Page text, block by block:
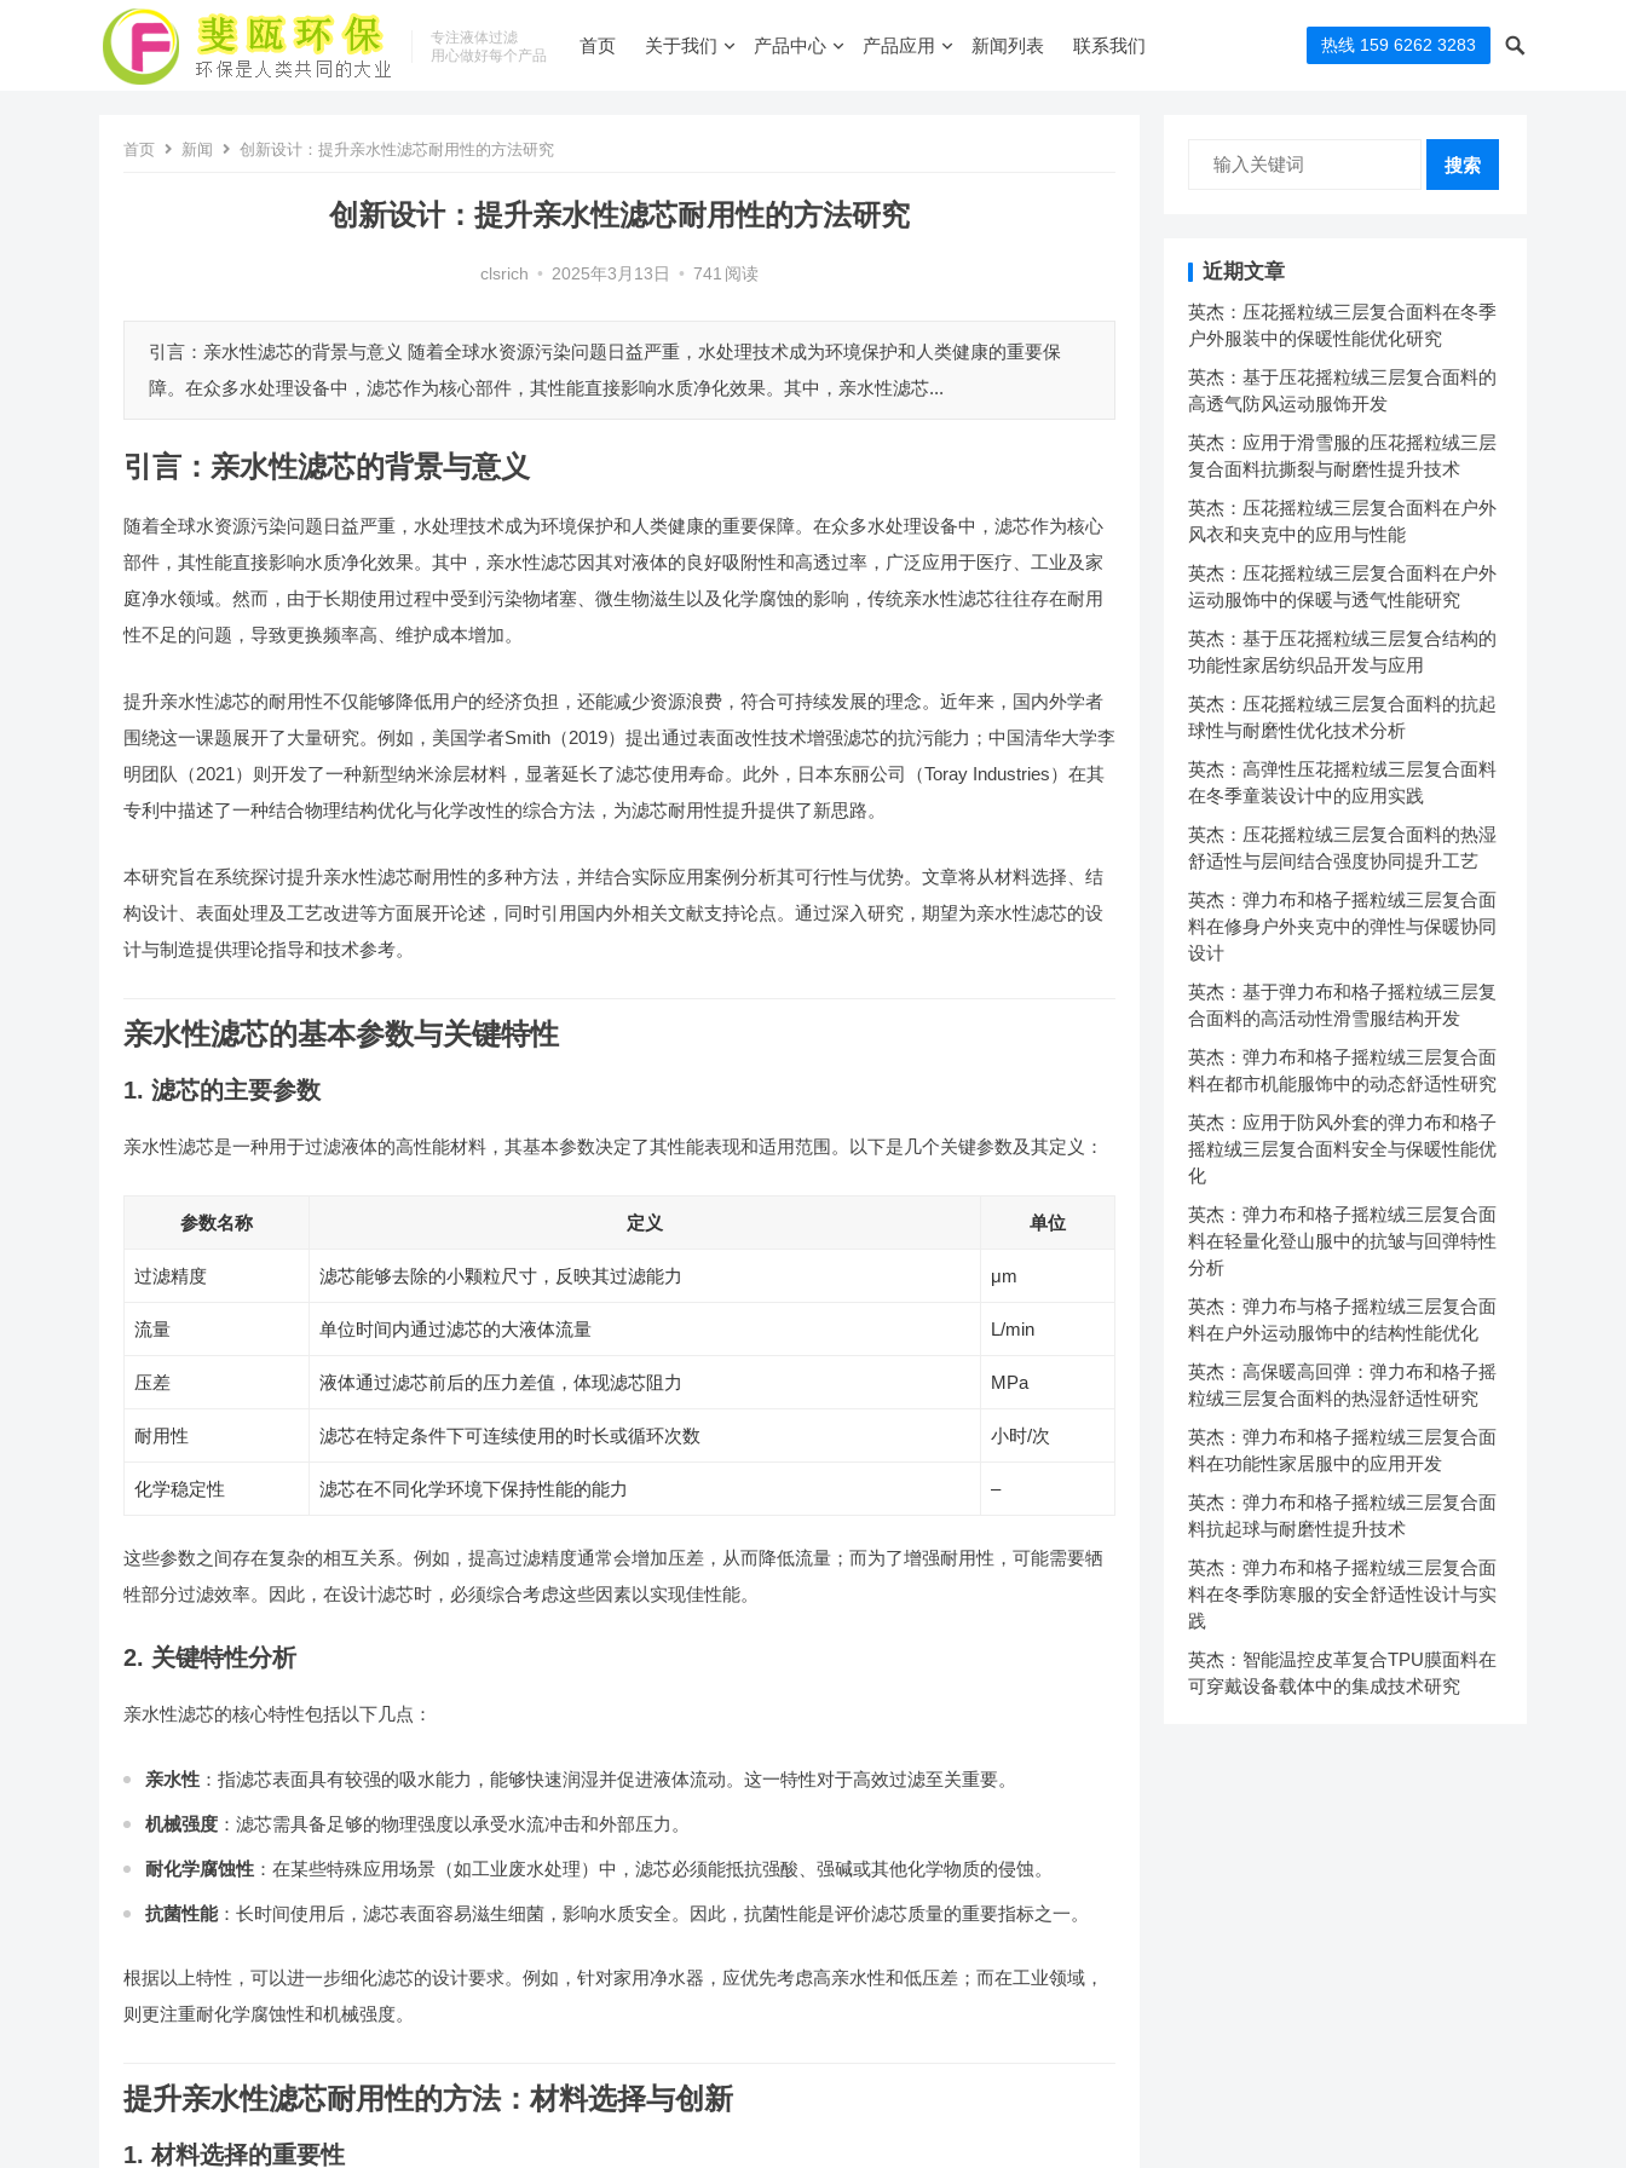
专注液体过滤
用心做好每个产品
首页 关于我们 产品中心 产品应用 新闻列表 联系我们 热线 159 6262 3283
首页 新闻 创新设计：提升亲水性滤芯耐用性的方法研究
创新设计：提升亲水性滤芯耐用性的方法研究
clsrich • 2025年3月13日 • 741 阅读
引言：亲水性滤芯的背景与意义 随着全球水资源污染问题日益严重，水处理技术成为环境保护和人类健康的重要保
障。在众多水处理设备中，滤芯作为核心部件，其性能直接影响水质净化效果。其中，亲水性滤芯...
引言：亲水性滤芯的背景与意义
随着全球水资源污染问题日益严重，水处理技术成为环境保护和人类健康的重要保障。在众多水处理设备中，滤芯作为核心
部件，其性能直接影响水质净化效果。其中，亲水性滤芯因其对液体的良好吸附性和高透过率，广泛应用于医疗、工业及家
庭净水领域。然而，由于长期使用过程中受到污染物堵塞、微生物滋生以及化学腐蚀的影响，传统亲水性滤芯往往存在耐用
性不足的问题，导致更换频率高、维护成本增加。
提升亲水性滤芯的耐用性不仅能够降低用户的经济负担，还能减少资源浪费，符合可持续发展的理念。近年来，国内外学者
围绕这一课题展开了大量研究。例如，美国学者Smith（2019）提出通过表面改性技术增强滤芯的抗污能力；中国清华大学李
明团队（2021）则开发了一种新型纳米涂层材料，显著延长了滤芯使用寿命。此外，日本东丽公司（Toray Industries）在其
专利中描述了一种结合物理结构优化与化学改性的综合方法，为滤芯耐用性提升提供了新思路。
本研究旨在系统探讨提升亲水性滤芯耐用性的多种方法，并结合实际应用案例分析其可行性与优势。文章将从材料选择、结
构设计、表面处理及工艺改进等方面展开论述，同时引用国内外相关文献支持论点。通过深入研究，期望为亲水性滤芯的设
计与制造提供理论指导和技术参考。
亲水性滤芯的基本参数与关键特性
1. 滤芯的主要参数
亲水性滤芯是一种用于过滤液体的高性能材料，其基本参数决定了其性能表现和适用范围。以下是几个关键参数及其定义：
参数名称 定义 单位
过滤精度 滤芯能够去除的小颗粒尺寸，反映其过滤能力 μm
流量 单位时间内通过滤芯的大液体流量 L/min
压差 液体通过滤芯前后的压力差值，体现滤芯阻力 MPa
耐用性 滤芯在特定条件下可连续使用的时长或循环次数 小时/次
化学稳定性 滤芯在不同化学环境下保持性能的能力 –
这些参数之间存在复杂的相互关系。例如，提高过滤精度通常会增加压差，从而降低流量；而为了增强耐用性，可能需要牺
牲部分过滤效率。因此，在设计滤芯时，必须综合考虑这些因素以实现佳性能。
2. 关键特性分析
亲水性滤芯的核心特性包括以下几点：
亲水性 ：指滤芯表面具有较强的吸水能力，能够快速润湿并促进液体流动。这一特性对于高效过滤至关重要。
机械强度 ：滤芯需具备足够的物理强度以承受水流冲击和外部压力。
耐化学腐蚀性 ：在某些特殊应用场景（如工业废水处理）中，滤芯必须能抵抗强酸、强碱或其他化学物质的侵蚀。
抗菌性能：长时间使用后，滤芯表面容易滋生细菌，影响水质安全。因此，抗菌性能是评价滤芯质量的重要指标之一。
根据以上特性，可以进一步细化滤芯的设计要求。例如，针对家用净水器，应优先考虑高亲水性和低压差；而在工业领域，
则更注重耐化学腐蚀性和机械强度。
提升亲水性滤芯耐用性的方法：材料选择与创新
1. 材料选择的重要性
搜索
近期文章
英杰：压花摇粒绒三层复合面料在冬季
户外服装中的保暖性能优化研究
英杰：基于压花摇粒绒三层复合面料的
高透气防风运动服饰开发
英杰：应用于滑雪服的压花摇粒绒三层
复合面料抗撕裂与耐磨性提升技术
英杰：压花摇粒绒三层复合面料在户外
风衣和夹克中的应用与性能
英杰：压花摇粒绒三层复合面料在户外
运动服饰中的保暖与透气性能研究
英杰：基于压花摇粒绒三层复合结构的
功能性家居纺织品开发与应用
英杰：压花摇粒绒三层复合面料的抗起
球性与耐磨性优化技术分析
英杰：高弹性压花摇粒绒三层复合面料
在冬季童装设计中的应用实践
英杰：压花摇粒绒三层复合面料的热湿
舒适性与层间结合强度协同提升工艺
英杰：弹力布和格子摇粒绒三层复合面
料在修身户外夹克中的弹性与保暖协同
设计
英杰：基于弹力布和格子摇粒绒三层复
合面料的高活动性滑雪服结构开发
英杰：弹力布和格子摇粒绒三层复合面
料在都市机能服饰中的动态舒适性研究
英杰：应用于防风外套的弹力布和格子
摇粒绒三层复合面料安全与保暖性能优
化
英杰：弹力布和格子摇粒绒三层复合面
料在轻量化登山服中的抗皱与回弹特性
分析
英杰：弹力布与格子摇粒绒三层复合面
料在户外运动服饰中的结构性能优化
英杰：高保暖高回弹：弹力布和格子摇
粒绒三层复合面料的热湿舒适性研究
英杰：弹力布和格子摇粒绒三层复合面
料在功能性家居服中的应用开发
英杰：弹力布和格子摇粒绒三层复合面
料抗起球与耐磨性提升技术
英杰：弹力布和格子摇粒绒三层复合面
料在冬季防寒服的安全舒适性设计与实
践
英杰：智能温控皮革复合TPU膜面料在
可穿戴设备载体中的集成技术研究